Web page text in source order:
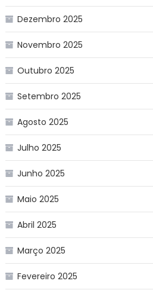
Dezembro 2025
Novembro 2025
Outubro 2025
Setembro 2025
Agosto 2025
Julho 2025
Junho 2025
Maio 2025
Abril 2025
Março 2025
Fevereiro 2025